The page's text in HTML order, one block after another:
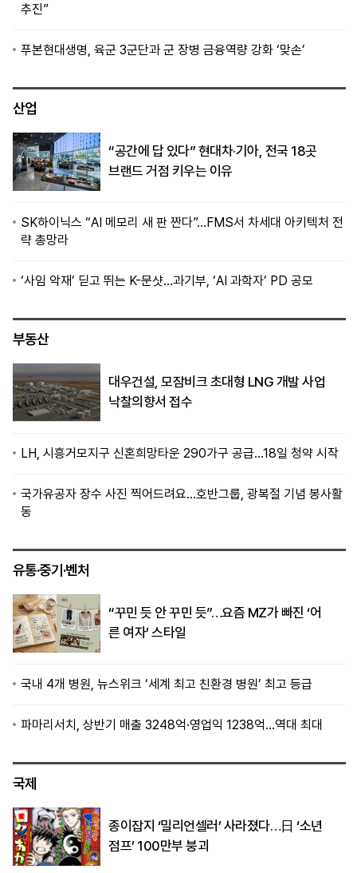
추진”
푸본현대생명, 육군 3군단과 군 장병 금융역량 강화 ‘맞손’
산업
“공간에 답 있다” 현대차·기아, 전국 18곳
브랜드 거점 키우는 이유
SK하이닉스 “AI 메모리 새 판 짠다”…FMS서 차세대 아키텍처 전
략 총망라
‘사임 악재’ 딛고 뛰는 K-문샷…과기부, ‘AI 과학자’ PD 공모
부동산
대우건설, 모잠비크 초대형 LNG 개발 사업
낙찰의향서 접수
LH, 시흥거모지구 신혼희망타운 290가구 공급…18일 청약 시작
국가유공자 장수 사진 찍어드려요…호반그룹, 광복절 기념 봉사활
동
유통·중기·벤처
“꾸민 듯 안 꾸민 듯”…요즘 MZ가 빠진 ‘어
른 여자’ 스타일
국내 4개 병원, 뉴스위크 ‘세계 최고 친환경 병원’ 최고 등급
파마리서치, 상반기 매출 3248억·영업익 1238억…역대 최대
국제
종이잡지 ‘밀리언셀러’ 사라졌다…日 ‘소년
점프’ 100만부 붕괴